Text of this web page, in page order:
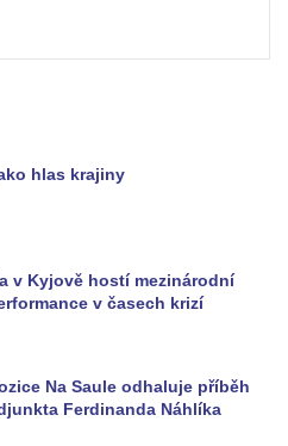
Pekelný,
hlas krajiny
v Kyjově hostí mezinárodní
v časech krizí
Na Saule odhaluje příběh
Ferdinanda Náhlíka